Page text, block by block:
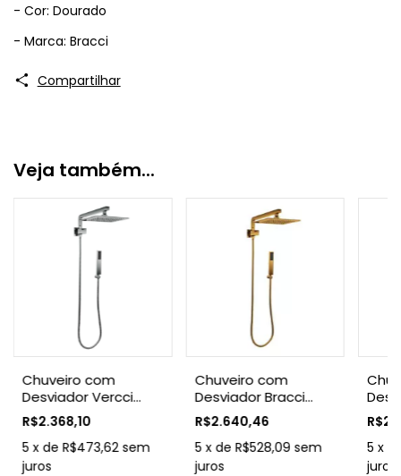
- Cor: Dourado
- Marca: Bracci
Compartilhar
Veja também...
Chuveiro com
Desviador Vercci
Bracci Cromado
R$2.368,10
5 x de R$473,62 sem
juros
Chuveiro com
Desviador Bracci
Vercci Dourado
R$2.640,46
5 x de R$528,09 sem
juros
5 x
juros